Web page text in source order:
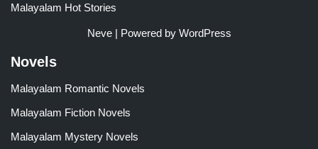
Malayalam Hot Stories
Neve| Powered by WordPress
Novels
Malayalam Romantic Novels
Malayalam Fiction Novels
Malayalam Mystery Novels